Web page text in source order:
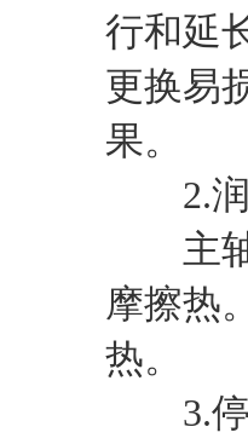
行和延
更换易
果。
2.润
主轴
摩擦热
热。
3.停